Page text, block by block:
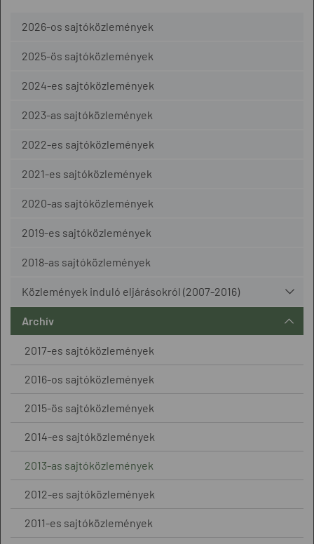
2026-os sajtóközlemények
2025-ös sajtóközlemények
2024-es sajtóközlemények
2023-as sajtóközlemények
2022-es sajtóközlemények
2021-es sajtóközlemények
2020-as sajtóközlemények
2019-es sajtóközlemények
2018-as sajtóközlemények
Közlemények induló eljárásokról (2007-2016)
Archív
2017-es sajtóközlemények
2016-os sajtóközlemények
2015-ös sajtóközlemények
2014-es sajtóközlemények
2013-as sajtóközlemények
2012-es sajtóközlemények
2011-es sajtóközlemények